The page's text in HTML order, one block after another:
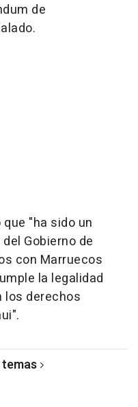
de
"ha sido un
Gobierno de
con Marruecos
la legalidad
los derechos